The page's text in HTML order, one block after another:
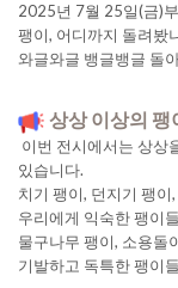
2025년 7월 25일(금)
팽이, 어디까지 돌려봤
와글와글 뱅글뱅글 돌
상상 이상의
이번 전시에서는 상상
있습니다.
치기 팽이, 던지기 팽
우리에게 익숙한 팽이
물구나무 팽이, 소용돌
기발하고 독특한 팽이